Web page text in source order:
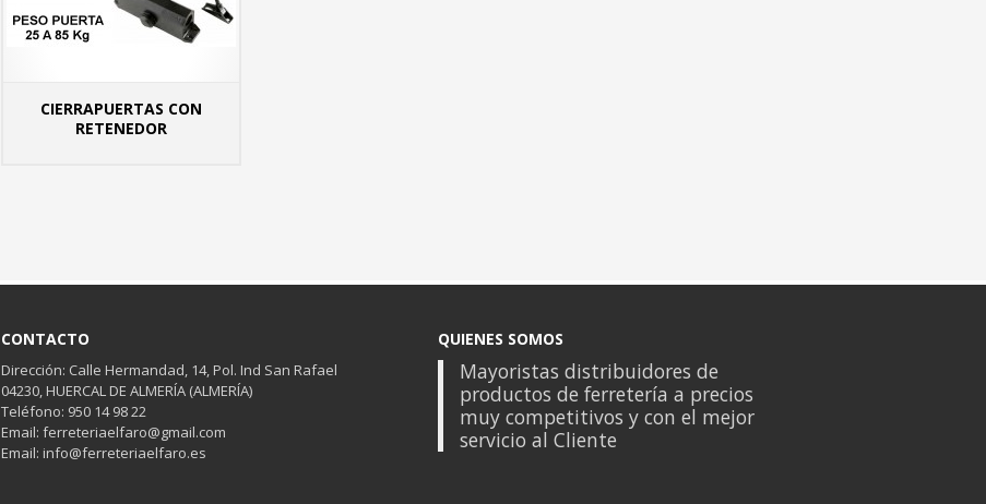
CIERRAPUERTAS CON
RETENEDOR
CONTACTO
Dirección: Calle Hermandad, 14, Pol. Ind San Rafael
04230, HUERCAL DE ALMERÍA (ALMERÍA)
Teléfono: 950 14 98 22
Email: ferreteriaelfaro@gmail.com
Email: info@ferreteriaelfaro.es
QUIENES SOMOS
Mayoristas distribuidores de
productos de ferretería a precios
muy competitivos y con el mejor
servicio al Cliente